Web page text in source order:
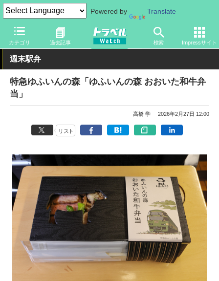
Powered by Translate
カテゴリ 過去記事 検索 Impressサイト
トラベル Watch 地域 国内旅行 大分
週末駅弁
特急ゆふいんの森「ゆふいんの森 おおいた和牛弁
当」
高橋 学 2026年2月27日 12:00
リスト